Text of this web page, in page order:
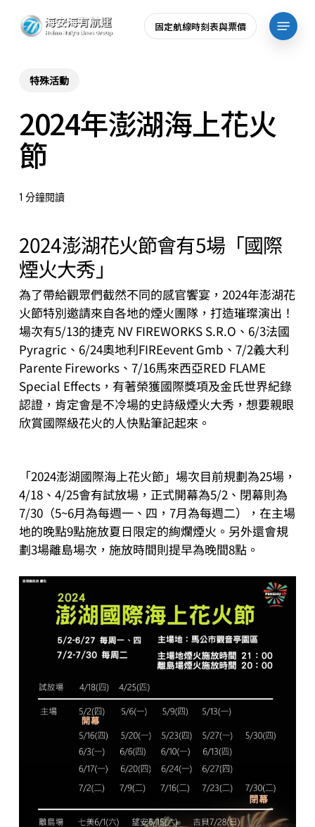
固定航線時刻表與票價
Menu
特殊活動
2024年澎湖海上花火
節
1 分鐘閱讀
2024澎湖花火節會有5場「國際
煙火大秀」
為了帶給觀眾們截然不同的感官饗宴，2024年澎湖花
火節特別邀請來自各地的煙火團隊，打造璀璨演出！
場次有5/13的捷克 NV FIREWORKS S.R.O、6/3法國
Pyragric、6/24奧地利FIREevent Gmb、7/2義大利
Parente Fireworks、7/16馬來西亞RED FLAME
Special Effects，有著榮獲國際獎項及金氏世界紀錄
認證，肯定會是不冷場的史詩級煙火大秀，想要親眼
欣賞國際級花火的人快點筆記起來。
「2024澎湖國際海上花火節」場次目前規劃為25場，
4/18、4/25會有試放場，正式開幕為5/2、閉幕則為
7/30（5~6月為每週一、四，7月為每週二），在主場
地的晚點9點施放夏日限定的絢爛煙火。另外還會規
劃3場離島場次，施放時間則提早為晚間8點。